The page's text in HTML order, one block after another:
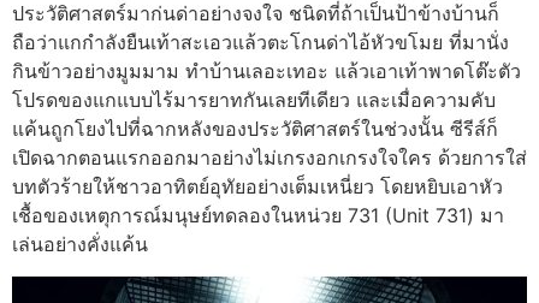
ประวัติศาสตร์มาก่นด่าอย่างจงใจ ชนิดที่ถ้าเป็นป้าข้างบ้านก็
ถือว่าแกกำลังยืนเท้าสะเอวแล้วตะโกนด่าไอ้หัวขโมย ที่มานั่ง
กินข้าวอย่างมูมมาม ทำบ้านเลอะเทอะ แล้วเอาเท้าพาดโต๊ะตัว
โปรดของแกแบบไร้มารยาทกันเลยทีเดียว และเมื่อความคับ
แค้นถูกโยงไปที่ฉากหลังของประวัติศาสตร์ในช่วงนั้น ซีรีส์ก็
เปิดฉากตอนแรกออกมาอย่างไม่เกรงอกเกรงใจใคร ด้วยการใส่
บทตัวร้ายให้ชาวอาทิตย์อุทัยอย่างเต็มเหนี่ยว โดยหยิบเอาหัว
เชื้อของเหตุการณ์มนุษย์ทดลองในหน่วย 731 (Unit 731) มา
เล่นอย่างคั่งแค้น